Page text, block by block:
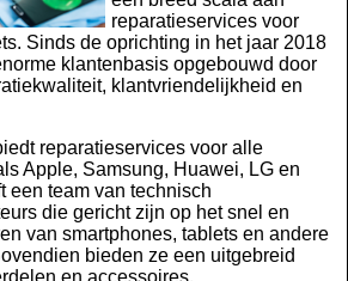
reparatieservices voor
Sinds de oprichting in het jaar 2018
klantenbasis opgebouwd door
klantvriendelijkheid en
reparatieservices voor alle
Apple, Samsung, Huawei, LG en
een team van technisch
die gericht zijn op het snel en
van smartphones, tablets en andere
bieden ze een uitgebreid
en accessoires.